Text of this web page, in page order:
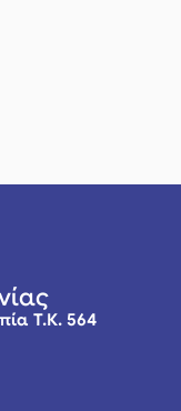
Τ.Κ. 564